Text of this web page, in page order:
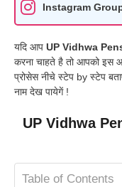
Instagram
यदि आप UP Vidhwa
करना चाहते है तो आपको इस
प्रोसेस नीचे स्टेप by स्टेप
नाम देख पायेगें !
UP Vidhwa
Table of Contents